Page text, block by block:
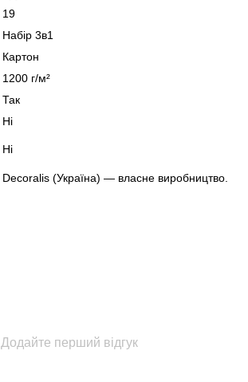
19
Набір 3в1
Картон
1200 г/м²
Так
Ні
Ні
Decoralis (Україна) — власне виробництво.
Додайте перший відгук